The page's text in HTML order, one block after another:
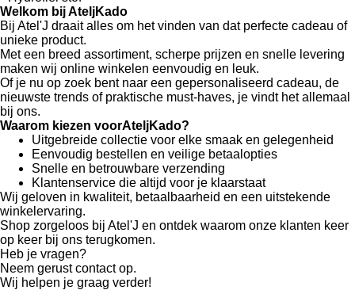
Welkom bij AteljKado
Bij Atel'J draait alles om het vinden van dat perfecte cadeau of
unieke product.
Met een breed assortiment, scherpe prijzen en snelle levering
maken wij online winkelen eenvoudig en leuk.
Of je nu op zoek bent naar een gepersonaliseerd cadeau, de
nieuwste trends of praktische must-haves, je vindt het allemaal
bij ons.
Waarom kiezen voorAteljKado?
Uitgebreide collectie voor elke smaak en gelegenheid
Eenvoudig bestellen en veilige betaalopties
Snelle en betrouwbare verzending
Klantenservice die altijd voor je klaarstaat
Wij geloven in kwaliteit, betaalbaarheid en een uitstekende
winkelervaring.
Shop zorgeloos bij Atel'J en ontdek waarom onze klanten keer
op keer bij ons terugkomen.
Heb je vragen?
Neem gerust contact op.
Wij helpen je graag verder!